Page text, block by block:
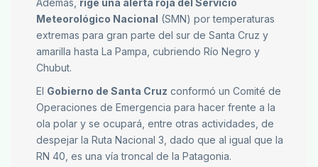
Además, rige una alerta roja del Servicio
Meteorológico Nacional (SMN) por temperaturas
extremas para gran parte del sur de Santa Cruz y
amarilla hasta La Pampa, cubriendo Río Negro y
Chubut.
El Gobierno de Santa Cruz conformó un Comité de
Operaciones de Emergencia para hacer frente a la
ola polar y se ocupará, entre otras actividades, de
despejar la Ruta Nacional 3, dado que al igual que la
RN 40, es una vía troncal de la Patagonia.